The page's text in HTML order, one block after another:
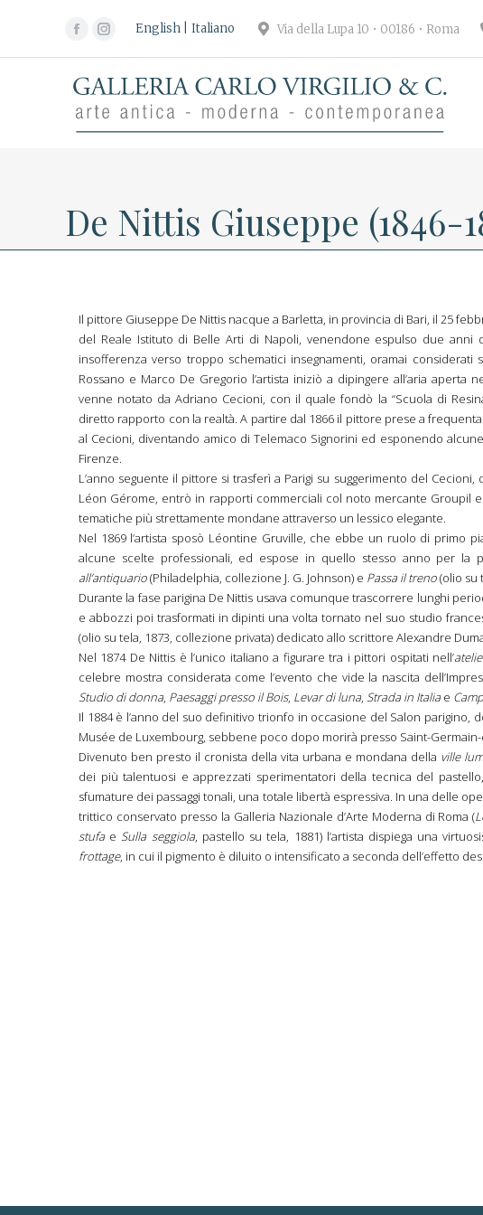
Facebook
page
opens
in
new
Instagram
page
opens
in
new
English Italiano Via della Lupa 10 • 00186 • Roma
De Nittis Giuseppe (1846-
Il pittore Giuseppe De Nittis nacque a Barletta, in provincia di Bari, il 25
del Reale Istituto di Belle Arti di Napoli, venendone espulso due anni
insofferenza verso troppo schematici insegnamenti, oramai considerati
Rossano e Marco De Gregorio l’artista iniziò a dipingere all’aria aperta
venne notato da Adriano Cecioni, con il quale fondò la “Scuola di
diretto rapporto con la realtà. A partire dal 1866 il pittore prese a
al Cecioni, diventando amico di Telemaco Signorini ed esponendo
Firenze.
L’anno seguente il pittore si trasferì a Parigi su suggerimento del
Léon Gérome, entrò in rapporti commerciali col noto mercante Groupil
tematiche più strettamente mondane attraverso un lessico elegante.
Nel 1869 l’artista sposò Léontine Gruville, che ebbe un ruolo di primo
alcune scelte professionali, ed espose in quello stesso anno per la
all’antiquario(Philadelphia, collezione J. G. Johnson) e Passa il treno(olio su
Durante la fase parigina De Nittis usava comunque trascorrere lunghi
e abbozzi poi trasformati in dipinti una volta tornato nel suo studio
(olio su tela, 1873, collezione privata) dedicato allo scrittore Alexandre
Nel 1874 De Nittis è l’unico italiano a figurare tra i pittori ospitati nell’
celebre mostra considerata come l’evento che vide la nascita
Studio di donna, Paesaggi presso il Bois, Levar di luna, Strada in Italia e
Il 1884 è l’anno del suo definitivo trionfo in occasione del Salon parigino,
Musée de Luxembourg, sebbene poco dopo morirà presso Saint-Germain-
Divenuto ben presto il cronista della vita urbana e mondana della ville
dei più talentuosi e apprezzati sperimentatori della tecnica del
sfumature dei passaggi tonali, una totale libertà espressiva. In una delle
trittico conservato presso la Galleria Nazionale d’Arte Moderna di Roma (
stufa eSulla seggiola, pastello su tela, 1881) l’artista dispiega una
frottage, in cui il pigmento è diluito o intensificato a seconda dell’effetto